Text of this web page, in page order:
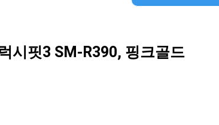
시핏3 SM-R390, 핑크골드